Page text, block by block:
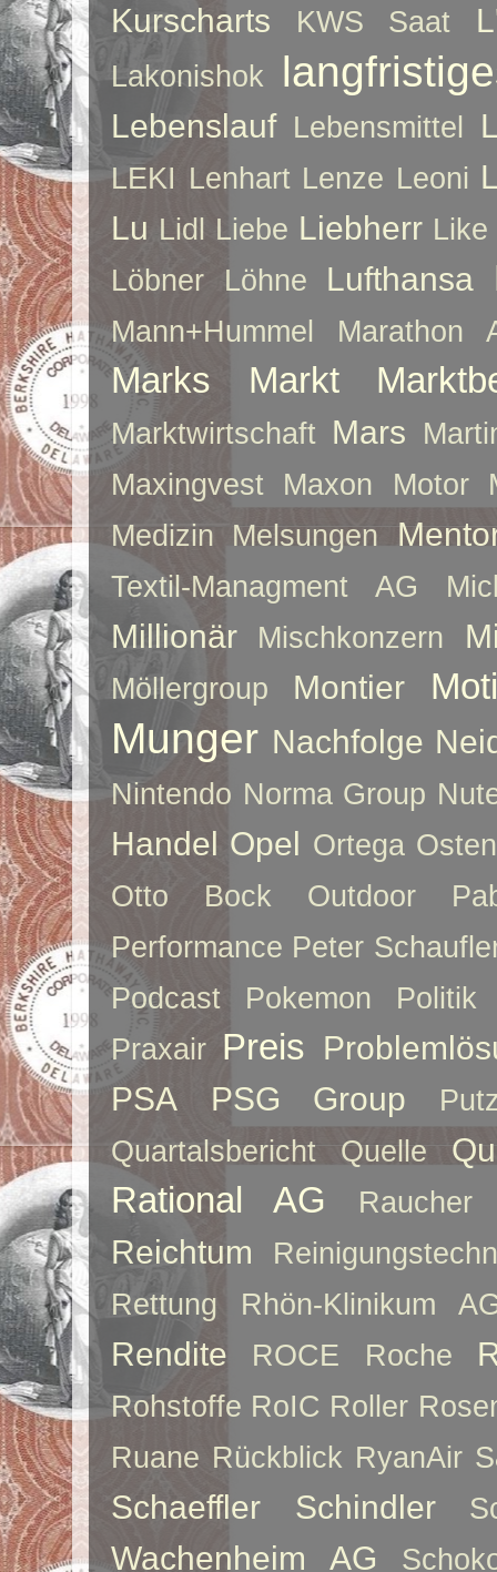
Kurscharts
KWS Saat
Lakonishok
Lebenslauf Lebensmittel
LEKI Lenhart Lenze Leoni
Lu Lidl Liebe Liebherr Like
Löbner
Löhne Lufthansa
Mann+Hummel Marathon
Marks Markt
Marktwirtschaft Mars
Maxingvest
Maxon Motor
Medizin
Melsungen
Textil-Managment AG
Millionär Mischkonzern
Möllergroup Montier
Munger Nachfolge
Nintendo Norma Group
Handel Opel Ortega Osten
Otto Bock
Outdoor
Performance Peter
Podcast
Pokemon
Politik
Praxair Preis
PSA
PSG Group
Quartalsbericht
Quelle
Rational AG Raucher
Reichtum
Rettung
Rhön-Klinikum
Rendite ROCE Roche
Rohstoffe RoIC Roller
Ruane Rückblick RyanAir
Schaeffler Schindler
Wachenheim AG